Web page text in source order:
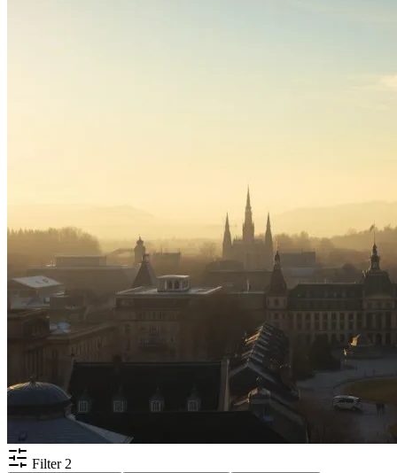
Filter 2